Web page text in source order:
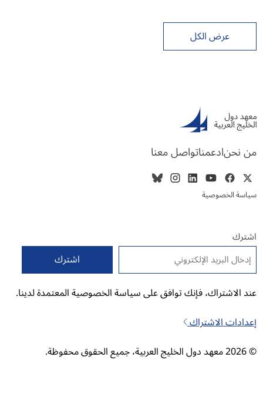
عرض الكل
من نحنادعمناتواصل معنا
سياسة الخصوصية
اشترك
البريد الإلكتروني *
عند الاشتراك، فإنك توافق على سياسة الخصوصية المعتمدة لدينا.
إعدادات الاشتراك
© 2026 معهد دول الخليج العربية، جميع الحقوق محفوظة.